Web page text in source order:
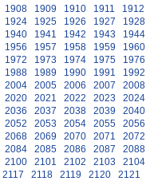
1908 1909 1910 1911 1912
1924 1925 1926 1927 1928
1940 1941 1942 1943 1944
1956 1957 1958 1959 1960
1972 1973 1974 1975 1976
1988 1989 1990 1991 1992
2004 2005 2006 2007 2008
2020 2021 2022 2023 2024
2036 2037 2038 2039 2040
2052 2053 2054 2055 2056
2068 2069 2070 2071 2072
2084 2085 2086 2087 2088
2100 2101 2102 2103 2104
2117 2118 2119 2120 2121